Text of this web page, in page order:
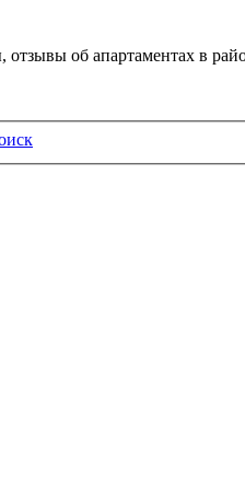
об апартаментах в